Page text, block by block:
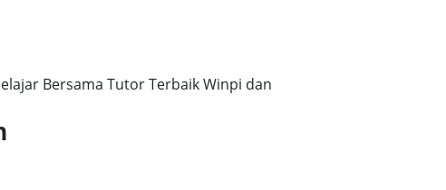
Bersama Tutor Terbaik Winpi dan